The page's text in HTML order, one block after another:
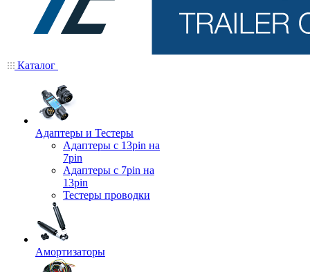
Каталог
Адаптеры и Тестеры
Адаптеры с 13pin на
7pin
Адаптеры с 7pin на
13pin
Тестеры проводки
Амортизаторы